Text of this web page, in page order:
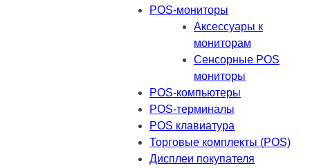
POS-мониторы
Аксессуары к
мониторам
Сенсорные POS
мониторы
POS-компьютеры
POS-терминалы
POS клавиатура
Торговые комплекты (POS)
Дисплеи покупателя